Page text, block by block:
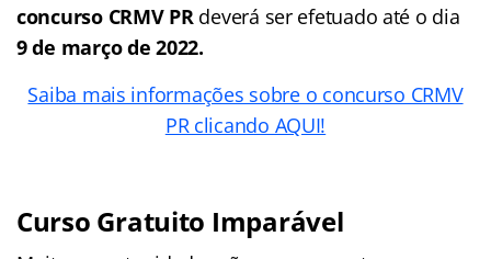
concurso CRMV PRdeverá ser efetuado até o dia
9 de março de 2022.
Saiba mais informações sobre o concurso CRMV
PR clicando AQUI!
Curso Gratuito Imparável